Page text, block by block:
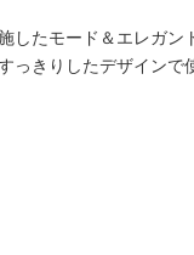
したモード＆エレガン
っきりしたデザイン